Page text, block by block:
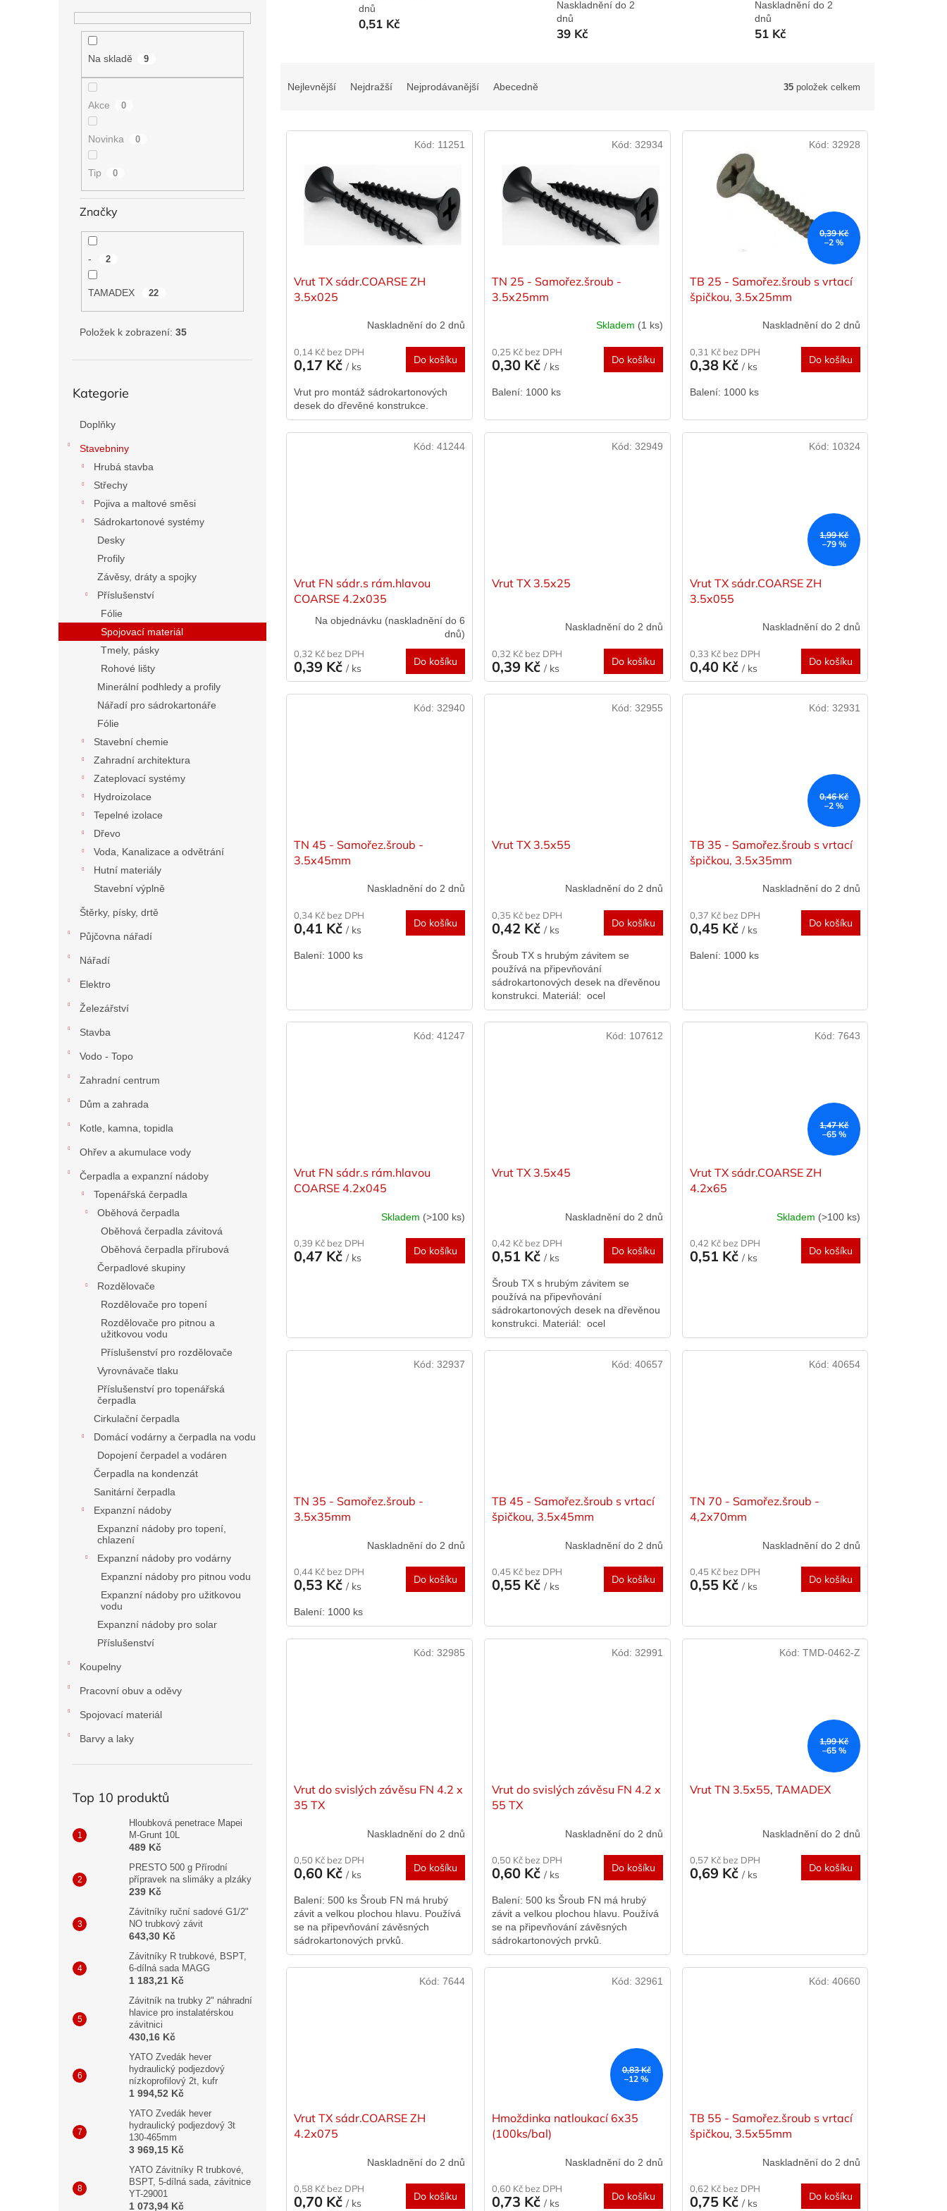
Na skladě 9
Akce 0
Novinka 0
Tip 0
Značky
- 2
TAMADEX 22
Položek k zobrazení: 35
kategorie
Kategorie
Doplňky
Stavebniny
Hrubá stavba
Střechy
Pojiva a maltové směsi
Sádrokartonové systémy
Desky
Profily
Závěsy, dráty a spojky
Příslušenství
Fólie
Spojovací materiál
Tmely, pásky
Rohové lišty
Minerální podhledy a profily
Nářadí pro sádrokartonáře
Fólie
Stavební chemie
Zahradní architektura
Zateplovací systémy
Hydroizolace
Tepelné izolace
Dřevo
Voda, Kanalizace a odvětrání
Hutní materiály
Stavební výplně
Štěrky, písky, drtě
Půjčovna nářadí
Nářadí
Elektro
Železářství
Stavba
Vodo - Topo
Zahradní centrum
Dům a zahrada
Kotle, kamna, topidla
Ohřev a akumulace vody
Čerpadla a expanzní nádoby
Topenářská čerpadla
Oběhová čerpadla
Oběhová čerpadla závitová
Oběhová čerpadla přírubová
Čerpadlové skupiny
Rozdělovače
Rozdělovače pro topení
Rozdělovače pro pitnou a
užitkovou vodu
Příslušenství pro rozdělovače
Vyrovnávače tlaku
Příslušenství pro topenářská
čerpadla
Cirkulační čerpadla
Domácí vodárny a čerpadla na vodu
Dopojení čerpadel a vodáren
Čerpadla na kondenzát
Sanitární čerpadla
Expanzní nádoby
Expanzní nádoby pro topení,
chlazení
Expanzní nádoby pro vodárny
Expanzní nádoby pro pitnou vodu
Expanzní nádoby pro užitkovou
vodu
Expanzní nádoby pro solar
Příslušenství
Koupelny
Pracovní obuv a oděvy
Spojovací materiál
Barvy a laky
Top 10 produktů
Hloubková penetrace Mapei
M-Grunt 10L
489 Kč
PRESTO 500 g Přírodní
přípravek na slimáky a plzáky
239 Kč
Závitníky ruční sadové G1/2"
NO trubkový závit
643,30 Kč
Závitníky R trubkové, BSPT,
6-dílná sada MAGG
1 183,21 Kč
Závitník na trubky 2" náhradní
hlavice pro instalatérskou
závitnici
430,16 Kč
YATO Zvedák hever
hydraulický podjezdový
nízkoprofilový 2t, kufr
1 994,52 Kč
YATO Zvedák hever
hydraulický podjezdový 3t
130-465mm
3 969,15 Kč
YATO Závitníky R trubkové,
BSPT, 5-dílná sada, závitnice
YT-29001
1 073,94 Kč
dnů
0,51 Kč
Naskladnění do 2
dnů
39 Kč
Naskladnění do 2
dnů
51 Kč
n
Nejlevnější Nejdražší Nejprodávanější Abecedně 35 položek celkem
V
Vrut TX sádr.COARSE ZH
3.5x025
Naskladnění do 2 dnů
0,14 Kč bez DPH
0,17 Kč/ ks
Do košíku
Vrut pro montáž sádrokartonových
desek do dřevěné konstrukce.
Kód: 11251
TN 25 - Samořez.šroub -
3.5x25mm
Skladem (1 ks)
0,25 Kč bez DPH
0,30 Kč/ ks
Do košíku
Balení: 1000 ks
Kód: 32934
0,39 Kč
–2 %
TB 25 - Samořez.šroub s vrtací
špičkou, 3.5x25mm
Naskladnění do 2 dnů
0,31 Kč bez DPH
0,38 Kč/ ks
Do košíku
Balení: 1000 ks
Kód:32928
Vrut FN sádr.s rám.hlavou
COARSE 4.2x035
Na objednávku (naskladnění do 6
dnů)
0,32 Kč bez DPH
0,39 Kč/ ks
Do košíku
Kód: 41244
Vrut TX 3.5x25
Naskladnění do 2 dnů
0,32 Kč bez DPH
0,39 Kč/ ks
Do košíku
Kód: 32949
1,99 Kč
–79 %
Vrut TX sádr.COARSE ZH
3.5x055
Naskladnění do 2 dnů
0,33 Kč bez DPH
0,40 Kč/ ks
Do košíku
Kód: 10324
TN 45 - Samořez.šroub -
3.5x45mm
Naskladnění do 2 dnů
0,34 Kč bez DPH
0,41 Kč/ ks
Do košíku
Balení: 1000 ks
Kód: 32940
Vrut TX 3.5x55
Naskladnění do 2 dnů
0,35 Kč bez DPH
0,42 Kč/ ks
Do košíku
Šroub TX s hrubým závitem se
používá na připevňování
sádrokartonových desek na dřevěnou
konstrukci. Materiál: ocel
kalenáPovrch: černý fosfát
Kód: 32955
0,46 Kč
–2 %
TB 35 - Samořez.šroub s vrtací
špičkou, 3.5x35mm
Naskladnění do 2 dnů
0,37 Kč bez DPH
0,45 Kč/ ks
Do košíku
Balení: 1000 ks
Kód:32931
Vrut FN sádr.s rám.hlavou
COARSE 4.2x045
Skladem (>100 ks)
0,39 Kč bez DPH
0,47 Kč/ ks
Do košíku
Kód: 41247
Vrut TX 3.5x45
Naskladnění do 2 dnů
0,42 Kč bez DPH
0,51 Kč/ ks
Do košíku
Šroub TX s hrubým závitem se
používá na připevňování
sádrokartonových desek na dřevěnou
konstrukci. Materiál: ocel
kalenáPovrch: černý fosfát
Kód: 107612
1,47 Kč
–65 %
Vrut TX sádr.COARSE ZH
4.2x65
Skladem (>100 ks)
0,42 Kč bez DPH
0,51 Kč/ ks
Do košíku
Kód:7643
TN 35 - Samořez.šroub -
3.5x35mm
Naskladnění do 2 dnů
0,44 Kč bez DPH
0,53 Kč/ ks
Do košíku
Balení: 1000 ks
Kód: 32937
TB 45 - Samořez.šroub s vrtací
špičkou, 3.5x45mm
Naskladnění do 2 dnů
0,45 Kč bez DPH
0,55 Kč/ ks
Do košíku
Kód: 40657
TN 70 - Samořez.šroub -
4,2x70mm
Naskladnění do 2 dnů
0,45 Kč bez DPH
0,55 Kč/ ks
Do košíku
Kód:40654
Vrut do svislých závěsu FN 4.2 x
35 TX
Naskladnění do 2 dnů
0,50 Kč bez DPH
0,60 Kč/ ks
Do košíku
Balení: 500 ks Šroub FN má hrubý
závit a velkou plochou hlavu. Používá
se na připevňování závěsných
sádrokartonových prvků.
Kód: 32985
Vrut do svislých závěsu FN 4.2 x
55 TX
Naskladnění do 2 dnů
0,50 Kč bez DPH
0,60 Kč/ ks
Do košíku
Balení: 500 ks Šroub FN má hrubý
závit a velkou plochou hlavu. Používá
se na připevňování závěsných
sádrokartonových prvků.
Kód: 32991
1,99 Kč
–65 %
Vrut TN 3.5x55, TAMADEX
Naskladnění do 2 dnů
0,57 Kč bez DPH
0,69 Kč/ ks
Do košíku
Kód:TMD-0462-Z
Vrut TX sádr.COARSE ZH
4.2x075
Naskladnění do 2 dnů
0,58 Kč bez DPH
0,70 Kč/ ks
Do košíku
Kód: 7644
0,83 Kč
–12 %
Hmoždinka natloukací 6x35
(100ks/bal)
Naskladnění do 2 dnů
0,60 Kč bez DPH
0,73 Kč/ ks
Do košíku
Kód: 32961
TB 55 - Samořez.šroub s vrtací
špičkou, 3.5x55mm
Naskladnění do 2 dnů
0,62 Kč bez DPH
0,75 Kč/ ks
Do košíku
Kód:40660